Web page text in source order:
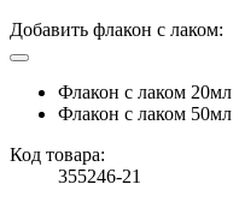
Добавить флакон с лаком:
Флакон с лаком 20мл
Флакон с лаком 50мл
Код товара:
355246-21